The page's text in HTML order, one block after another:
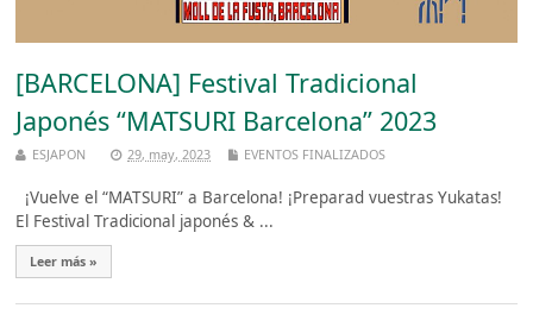
[BARCELONA] Festival Tradicional
Japonés “MATSURI Barcelona” 2023
ESJAPON 29, may, 2023 EVENTOS FINALIZADOS
¡Vuelve el “MATSURI” a Barcelona! ¡Preparad vuestras Yukatas!
El Festival Tradicional japonés & ...
Leer más »